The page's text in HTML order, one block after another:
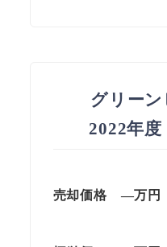
グリー
2022年
売却価格 —万